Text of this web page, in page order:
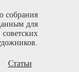
собрания
для
Статьи